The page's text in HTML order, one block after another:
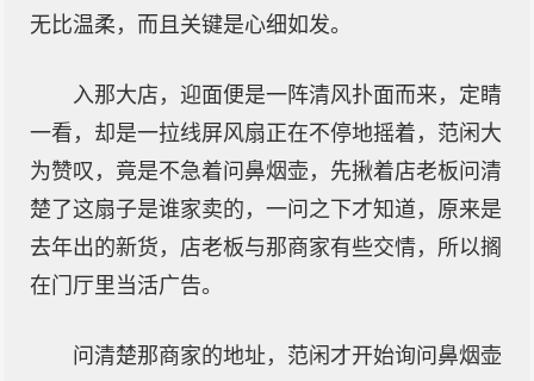
无比温柔，而且关键是心细如发。
入那大店，迎面便是一阵清风扑面而来，定睛
一看，却是一拉线屏风扇正在不停地摇着，范闲大
为赞叹，竟是不急着问鼻烟壶，先揪着店老板问清
楚了这扇子是谁家卖的，一问之下才知道，原来是
去年出的新货，店老板与那商家有些交情，所以搁
在门厅里当活广告。
问清楚那商家的地址，范闲才开始询问鼻烟壶